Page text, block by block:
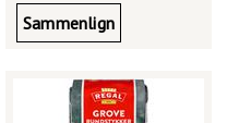
Sammenlign